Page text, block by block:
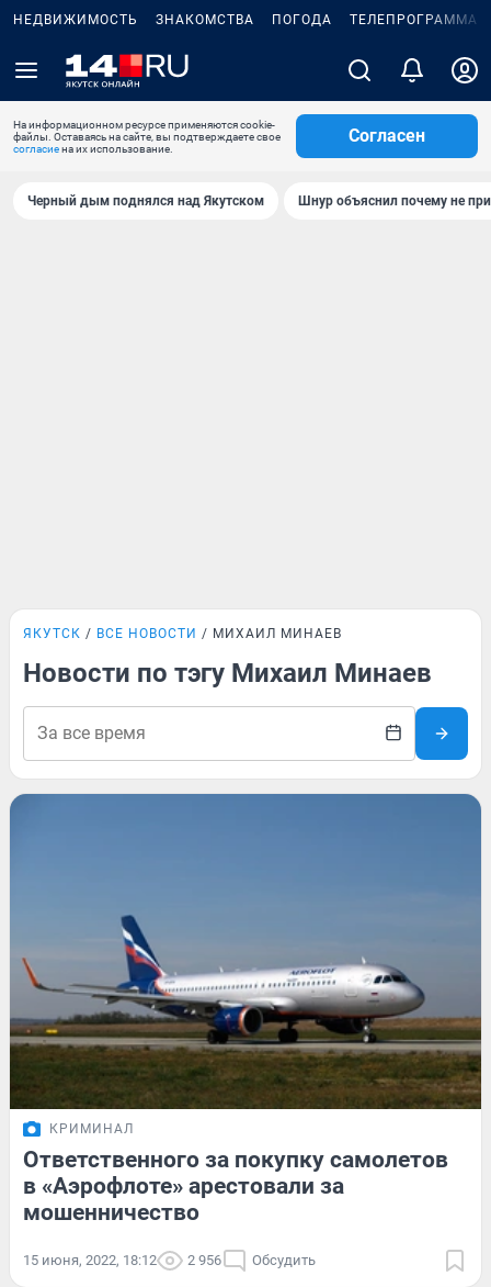
НЕДВИЖИМОСТЬ ЗНАКОМСТВА ПОГОДА ТЕЛЕПРОГРАММА
На информационном ресурсе применяются cookie-
файлы. Оставаясь на сайте, вы подтверждаете свое
согласиена их использование.
Согласен
Черный дым поднялся над Якутском Шнур объяснил почему не
ЯКУТСК ВСЕ НОВОСТИ МИХАИЛ МИНАЕВ
Новости по тэгу Михаил Минаев
КРИМИНАЛ
Ответственного за покупку самолетов
в «Аэрофлоте» арестовали за
мошенничество
15 июня, 2022, 18:12 2 956 Обсудить